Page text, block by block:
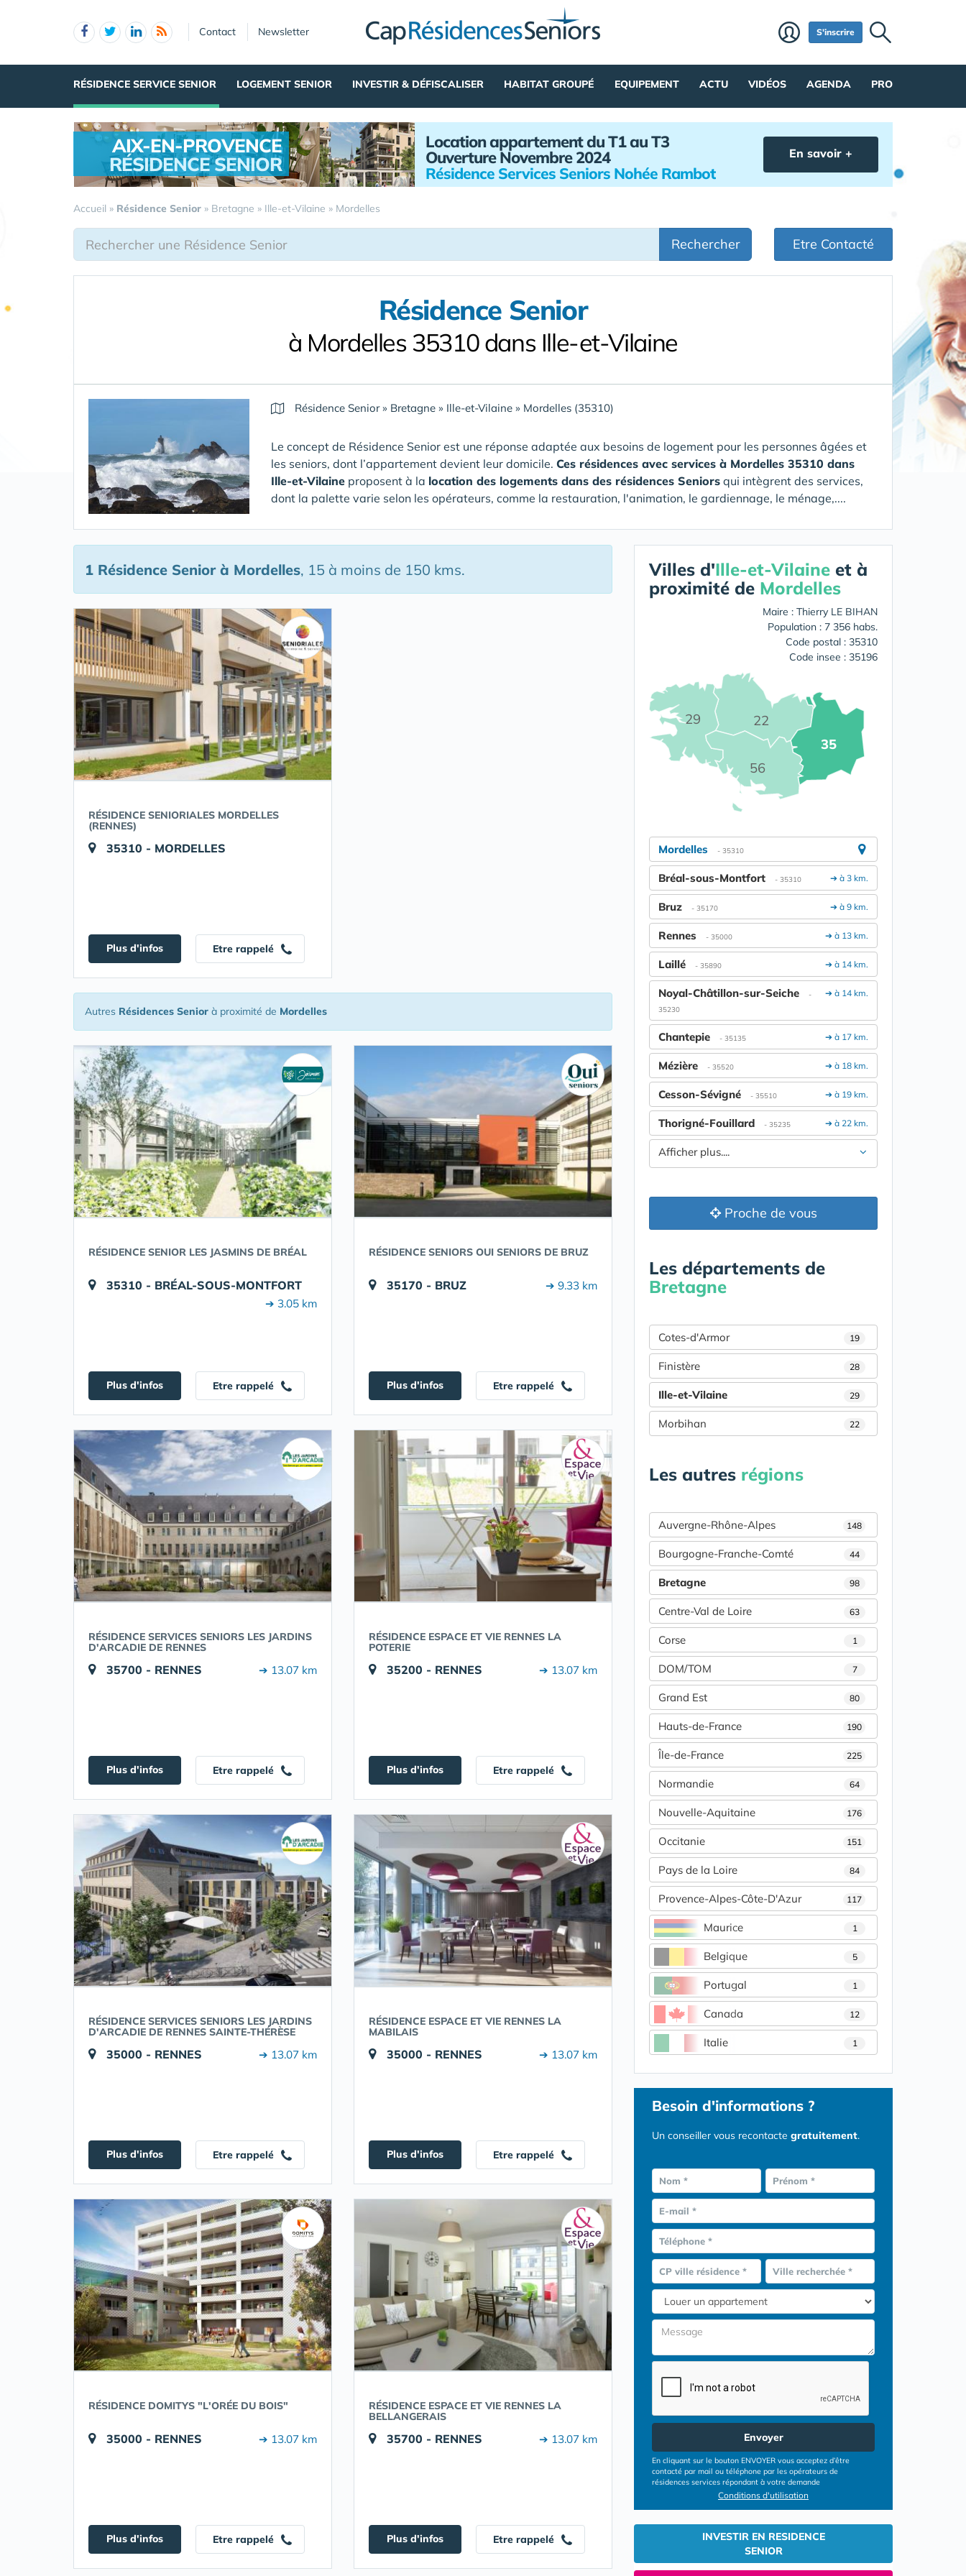
Contact Newsletter S'inscrire
RÉSIDENCE SERVICE SENIOR LOGEMENT SENIOR INVESTIR & DÉFISCALISER HABITAT GROUPÉ EQUIPEMENT ACTU VIDÉOS AGENDA PRO
AIX-EN-PROVENCE
RÉSIDENCE SENIOR
Location appartement du T1 au T3
Ouverture Novembre 2024
Résidence Services Seniors Nohée Rambot
En savoir +
Accueil » Résidence Senior » Bretagne » Ille-et-Vilaine » Mordelles
Rechercher Etre Contacté
Résidence Senior
à Mordelles 35310 dans Ille-et-Vilaine
Résidence Senior» Bretagne » Ille-et-Vilaine » Mordelles (35310)
Le concept de Résidence Senior est une réponse adaptée aux besoins de logement pour les personnes âgées et
les seniors, dont l’appartement devient leur domicile. Ces résidences avec services à Mordelles 35310 dans
Ille-et-Vilaine proposent à la location des logements dans des résidences Seniors qui intègrent des services,
dont la palette varie selon les opérateurs, comme la restauration, l'animation, le gardiennage, le ménage,....
1 Résidence Seniorà Mordelles, 15 à moins de 150 kms.
RÉSIDENCE SENIORIALES MORDELLES
(RENNES)
35310 - MORDELLES
Plus d'infos Etre rappelé
Autres Résidences Senior à proximité de Mordelles
RÉSIDENCE SENIOR LES JASMINS DE BRÉAL
35310 - BRÉAL-SOUS-MONTFORT
➔ 3.05 km
Plus d'infos Etre rappelé
RÉSIDENCE SENIORS OUI SENIORS DE BRUZ
35170 - BRUZ ➔ 9.33 km
Plus d'infos Etre rappelé
RÉSIDENCE SERVICES SENIORS LES JARDINS
D'ARCADIE DE RENNES
35700 - RENNES ➔ 13.07 km
Plus d'infos Etre rappelé
RÉSIDENCE ESPACE ET VIE RENNES LA
POTERIE
35200 - RENNES ➔ 13.07 km
Plus d'infos Etre rappelé
RÉSIDENCE SERVICES SENIORS LES JARDINS
D'ARCADIE DE RENNES SAINTE-THÉRÈSE
35000 - RENNES ➔ 13.07 km
Plus d'infos Etre rappelé
RÉSIDENCE ESPACE ET VIE RENNES LA
MABILAIS
35000 - RENNES ➔ 13.07 km
Plus d'infos Etre rappelé
RÉSIDENCE DOMITYS "L'ORÉE DU BOIS"
35000 - RENNES ➔ 13.07 km
Plus d'infos Etre rappelé
RÉSIDENCE ESPACE ET VIE RENNES LA
BELLANGERAIS
35700 - RENNES ➔ 13.07 km
Plus d'infos Etre rappelé
Villes d'Ille-et-Vilaine et à
proximité de Mordelles
Maire : Thierry LE BIHAN
Population : 7 356 habs.
Code postal : 35310
Code insee : 35196
22
29
35
56
Mordelles - 35310
➔ à 3 km.
Bréal-sous-Montfort - 35310
➔ à 9 km.
Bruz - 35170
➔ à 13 km.
Rennes - 35000
➔ à 14 km.
Laillé - 35890
➔ à 14 km.
Noyal-Châtillon-sur-Seiche
-
35230
➔ à 17 km.
Chantepie - 35135
➔ à 18 km.
Mézière - 35520
➔ à 19 km.
Cesson-Sévigné - 35510
➔ à 22 km.
Thorigné-Fouillard - 35235
Afficher plus....
Proche de vous
Les départements de
Bretagne
Cotes-d'Armor 19
Finistère 28
Ille-et-Vilaine 29
Morbihan 22
Les autres régions
Auvergne-Rhône-Alpes 148
Bourgogne-Franche-Comté 44
Bretagne 98
Centre-Val de Loire 63
Corse 1
DOM/TOM 7
Grand Est 80
Hauts-de-France 190
Île-de-France 225
Normandie 64
Nouvelle-Aquitaine 176
Occitanie 151
Pays de la Loire 84
Provence-Alpes-Côte-D'Azur 117
Maurice 1
Belgique 5
Portugal 1
Canada 12
Italie 1
Besoin d'informations ?
Un conseiller vous recontacte gratuitement.
Nom * Prénom *
E-mail *
Téléphone *
CP ville résidence * Ville recherchée *
Envoyer
En cliquant sur le bouton ENVOYER vous acceptez d’être
contacté par mail ou téléphone par les opérateurs de
résidences services répondant à votre demande
Conditions d'utilisation
INVESTIR EN RESIDENCE
SENIOR